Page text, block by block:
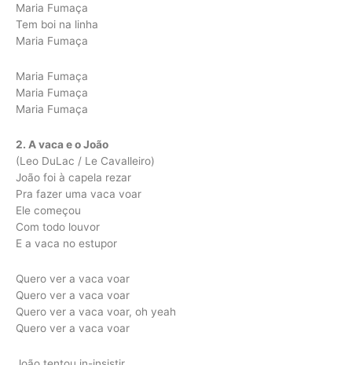
Maria Fumaça
Tem boi na linha
Maria Fumaça
Maria Fumaça
Maria Fumaça
Maria Fumaça
2. A vaca e o João
(Leo DuLac / Le Cavalleiro)
João foi à capela rezar
Pra fazer uma vaca voar
Ele começou
Com todo louvor
E a vaca no estupor
Quero ver a vaca voar
Quero ver a vaca voar
Quero ver a vaca voar, oh yeah
Quero ver a vaca voar